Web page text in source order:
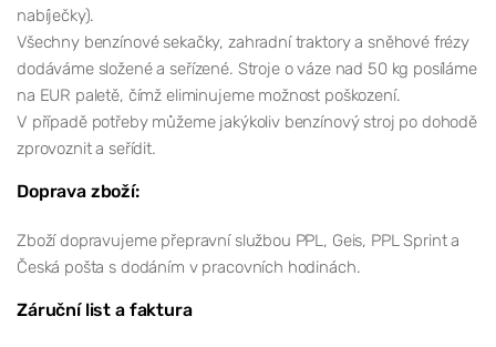
nabíječky).
Všechny benzínové sekačky, zahradní traktory a sněhové frézy
dodáváme složené a seřízené. Stroje o váze nad 50 kg posíláme
na EUR paletě, čímž eliminujeme možnost poškození.
V případě potřeby můžeme jakýkoliv benzínový stroj po dohodě
zprovoznit a seřídit.
Doprava zboží:
Zboží dopravujeme přepravní službou PPL, Geis, PPL Sprint a
Česká pošta s dodáním v pracovních hodinách.
Záruční list a faktura